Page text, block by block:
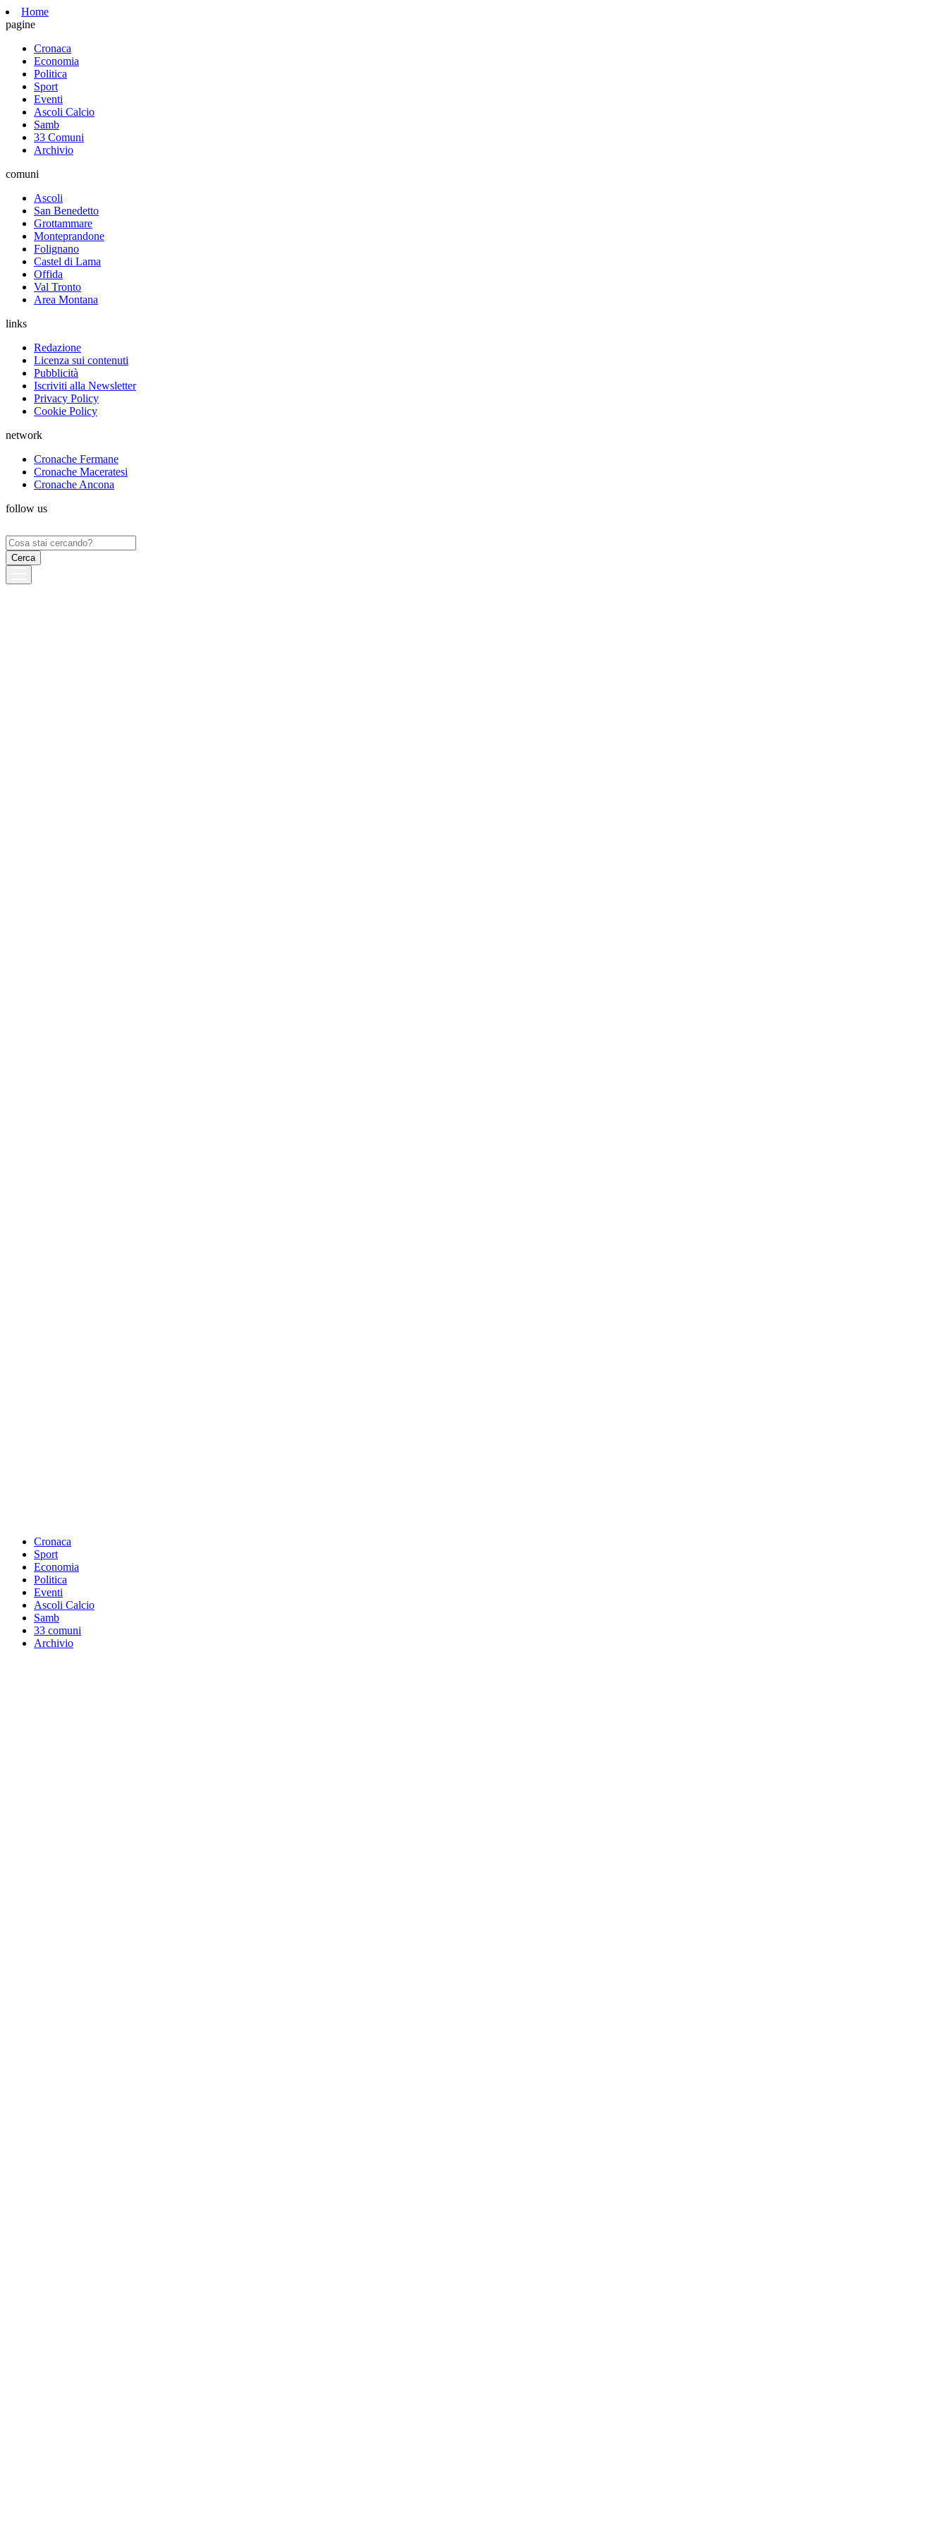
Home
pagine
Cronaca
Economia
Politica
Sport
Eventi
Ascoli Calcio
Samb
33 Comuni
Archivio
comuni
Ascoli
San Benedetto
Grottammare
Monteprandone
Folignano
Castel di Lama
Offida
Val Tronto
Area Montana
links
Redazione
Licenza sui contenuti
Pubblicità
Iscriviti alla Newsletter
Privacy Policy
Cookie Policy
network
Cronache Fermane
Cronache Maceratesi
Cronache Ancona
follow us
Ricerca
per:
Cronaca
Sport
Economia
Politica
Eventi
Ascoli Calcio
Samb
33 comuni
Archivio